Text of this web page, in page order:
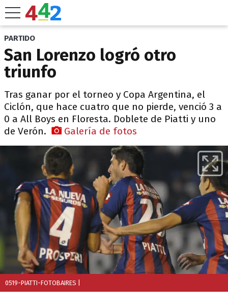
PARTIDO
San Lorenzo logró otro
triunfo
Tras ganar por el torneo y Copa Argentina, el
Ciclón, que hace cuatro que no pierde, venció 3 a
0 a All Boys en Floresta. Doblete de Piatti y uno
de Verón.
Galería de fotos
0519-PIATTI-FOTOBAIRES